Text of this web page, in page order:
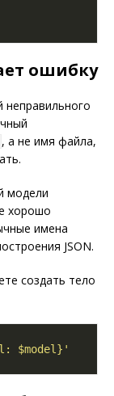
ошибку
неправильного
, а не имя файла,
модели
хорошо
имена
JSON.
создать тело
$model}'